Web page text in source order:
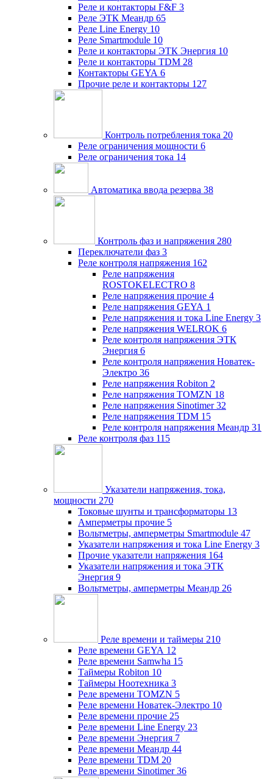
Реле и контакторы F&F 3
Реле ЭТК Меандр 65
Реле Line Energy 10
Реле Smartmodule 10
Реле и контакторы ЭТК Энергия 10
Реле и контакторы TDM 28
Контакторы GEYA 6
Прочие реле и контакторы 127
Контроль потребления тока 20
Реле ограничения мощности 6
Реле ограничения тока 14
Автоматика ввода резерва 38
Контроль фаз и напряжения 280
Переключатели фаз 3
Реле контроля напряжения 162
Реле напряжения
ROSTOKELECTRO 8
Реле напряжения прочие 4
Реле напряжения GEYA 1
Реле напряжения и тока Line Energy 3
Реле напряжения WELROK 6
Реле контроля напряжения ЭТК
Энергия 6
Реле контроля напряжения Новатек-
Электро 36
Реле напряжения Robiton 2
Реле напряжения TOMZN 18
Реле напряжения Sinotimer 32
Реле напряжения TDM 15
Реле контроля напряжения Меандр 31
Реле контроля фаз 115
Указатели напряжения, тока,
мощности 270
Токовые шунты и трансформаторы 13
Амперметры прочие 5
Вольтметры, амперметры Smartmodule 47
Указатели напряжения и тока Line Energy 3
Прочие указатели напряжения 164
Указатели напряжения и тока ЭТК
Энергия 9
Вольтметры, амперметры Меандр 26
Реле времени и таймеры 210
Реле времени GEYA 12
Реле времени Samwha 15
Таймеры Robiton 10
Таймеры Ноотехника 3
Реле времени TOMZN 5
Реле времени Новатек-Электро 10
Реле времени прочие 25
Реле времени Line Energy 23
Реле времени Энергия 7
Реле времени Меандр 44
Реле времени TDM 20
Реле времени Sinotimer 36